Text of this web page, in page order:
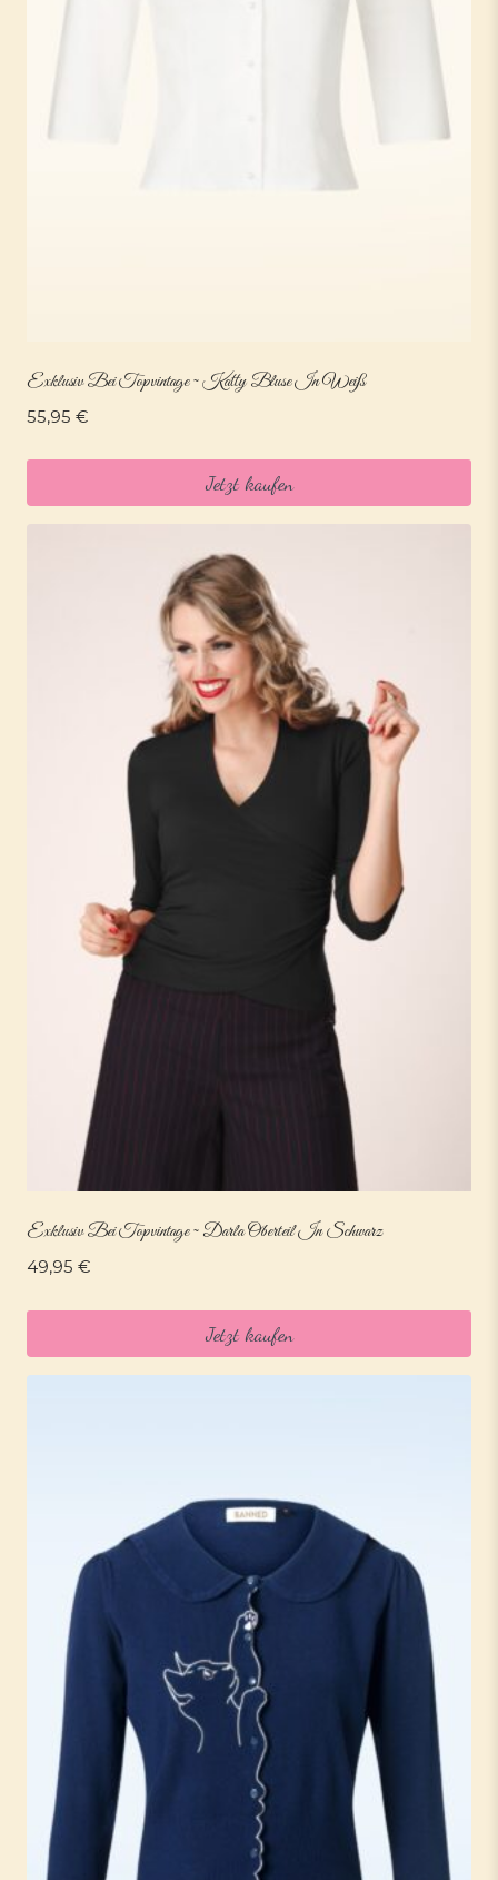
Exklusiv Bei Topvintage ~ Katty Bluse In Weiß
55,95 €
Jetzt kaufen
Exklusiv Bei Topvintage ~ Darla Oberteil In Schwarz
49,95 €
Jetzt kaufen